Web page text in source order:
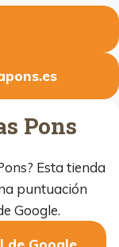
Pons
Esta tienda
puntuación
Google.